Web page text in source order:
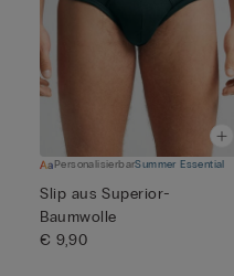
PersonalisierbarSummer Essential
Slip aus Superior-
Baumwolle
€ 9,90